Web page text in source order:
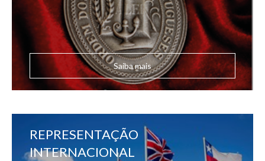
Saiba mais
REPRESENTAÇÃO
INTERNACIONAL